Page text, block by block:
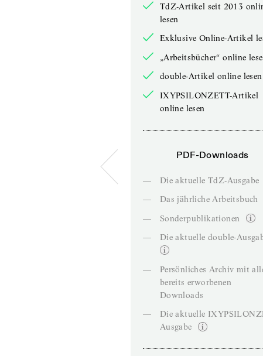
TdZ-Artikel seit 2013
lesen
Exklusive Online-Artikel
„Arbeitsbücher“ online
double-Artikel online lesen
IXYPSILONZETT-Artikel
online lesen
PDF-Downloads
—
Die aktuelle TdZ-Ausgabe
—
Das jährliche Arbeitsbuch
—
Sonderpublikationen
—
Die aktuelle double-
—
Persönliches Archiv mit
bereits erworbenen
Downloads
—
Die aktuelle
Ausgabe